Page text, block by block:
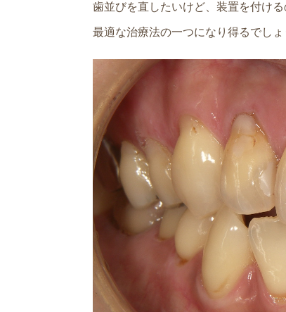
歯並びを直したいけど、装置を付け
最適な治療法の一つになり得るでしょ